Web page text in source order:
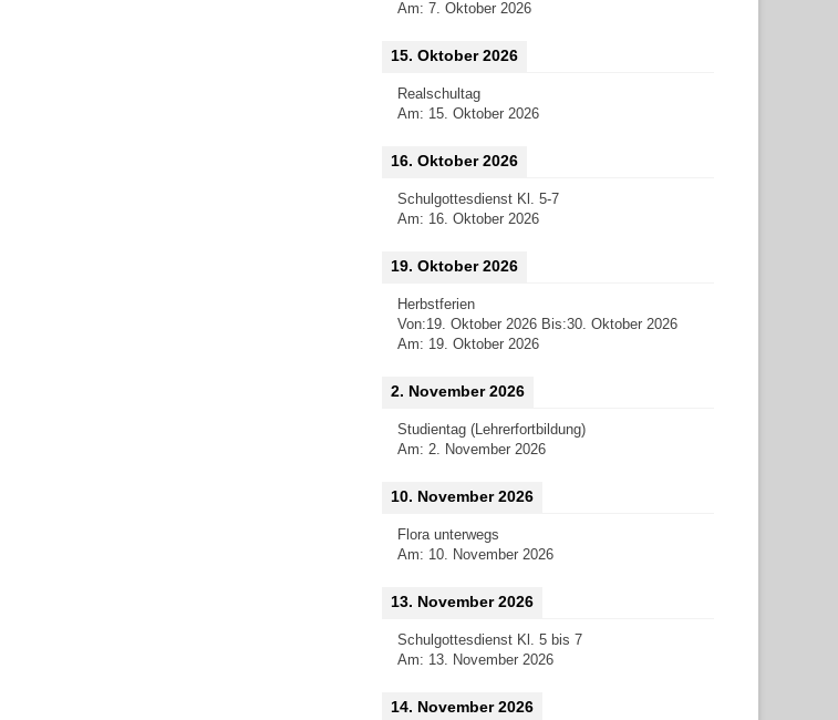
Am: 7. Oktober 2026
15. Oktober 2026
Realschultag
Am: 15. Oktober 2026
16. Oktober 2026
Schulgottesdienst Kl. 5-7
Am: 16. Oktober 2026
19. Oktober 2026
Herbstferien
Von:19. Oktober 2026 Bis:30. Oktober 2026
Am: 19. Oktober 2026
2. November 2026
Studientag (Lehrerfortbildung)
Am: 2. November 2026
10. November 2026
Flora unterwegs
Am: 10. November 2026
13. November 2026
Schulgottesdienst Kl. 5 bis 7
Am: 13. November 2026
14. November 2026